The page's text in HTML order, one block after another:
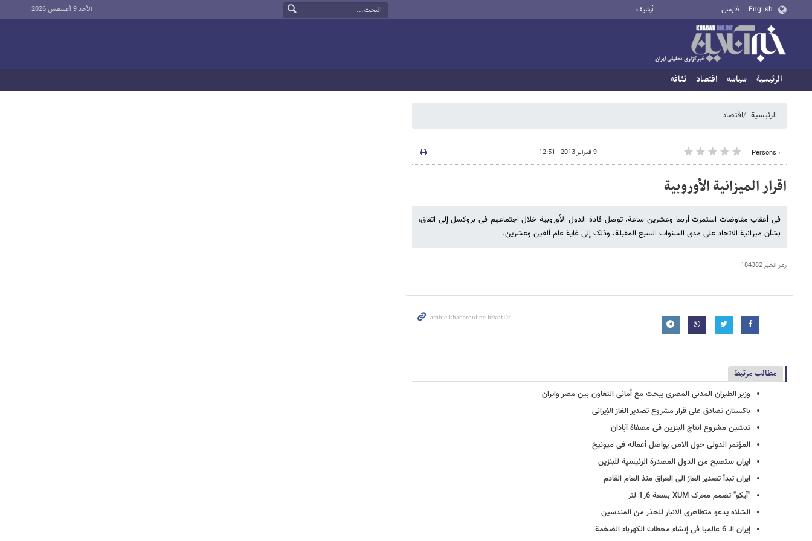
English فارسی أرشيف الأحد 9 أغسطس 2026
الرئيسية سیاسه اقتصاد ثقافه
الرئيسية اقتصاد
٠ Persons 9 فبراير 2013 - 12:51
اقرار المیزانیة الأوروبیة
فی أعقاب مفاوضات استمرت أربعا وعشرین ساعة، توصل قادة الدول الأوروبیة خلال اجتماعهم فی بروکسل إلى اتفاق،
بشأن میزانیة الاتحاد على مدى السنوات السبع المقبلة، وذلک إلى غایة عام ألفین وعشرین.
رمز الخبر184382
مطالب مرتبط
وزیر الطیران المدنی المصری یبحث مع أمانی التعاون بین مصر وایران
باکستان تصادق علی قرار مشروع تصدیر الغاز الإیرانی
تدشین مشروع انتاج البنزین فی مصفاة آبادان
المؤتمر الدولی حول الامن یواصل أعماله فی میونیخ
ایران ستصبح من الدول المصدرة الرئیسیة للبنزین
ایران تبدأ تصدیر الغاز الی العراق منذ العام القادم
"آیکو" تصمم محرک XUM بسعة 6ر1 لتر
الشلاه یدعو متظاهری الانبار للحذر من المندسین
إیران الـ 6 عالمیا فی إنشاء محطات الکهرباء الضخمة